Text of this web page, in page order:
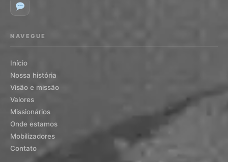
NAVEGUE
Início
Nossa história
Visão e missão
Valores
Missionários
Onde estamos
Mobilizadores
Contato